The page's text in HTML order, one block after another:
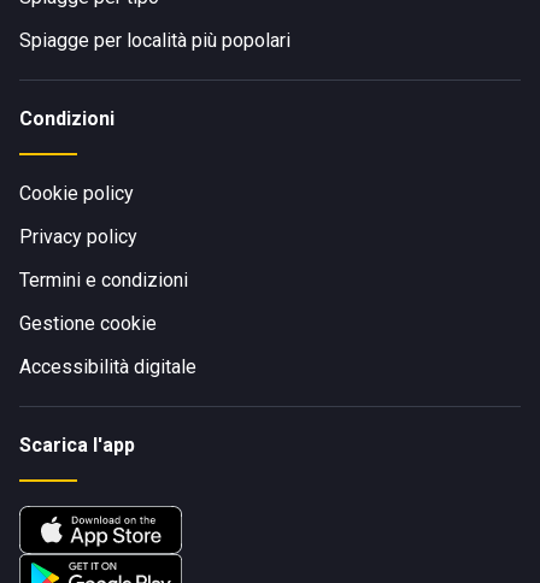
Spiagge per località più popolari
Condizioni
Cookie policy
Privacy policy
Termini e condizioni
Gestione cookie
Accessibilità digitale
Scarica l'app